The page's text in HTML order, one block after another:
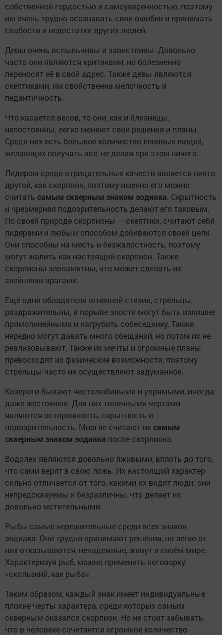
собственной гордостью и самоуверенностью, поэтому
им очень трудно осознавать свои ошибки и принимать
слабости и недостатки других людей.
Девы очень вспыльчивы и завистливы. Довольно
часто они являются критиками, но болезненно
переносят её в свой адрес. Также девы являются
скептиками, им свойственна мелочность и
педантичность.
Что касается весов, то они, как и близнецы,
непостоянны, легко меняют свои решения и планы.
Среди них есть большое количество ленивых людей,
желающих получать всё, не делая при этом ничего.
Лидером среди отрицательных качеств является никто
другой, как скорпион, поэтому именно его можно
считать самым скверным знаком зодиака. Скрытность
и чрезмерная подозрительность делают его таковым.
По своей природе скорпионы — скептики, считают себя
лидерами и любым способом добиваются своей цели.
Они способны на месть и безжалостность, поэтому
могут жалить как настоящий скорпион. Также
скорпионы злопамятны, что может сделать их
злейшими врагами.
Ещё одни обладатели огненной стихии, стрельцы,
раздражительны, в порыве злости могут быть излишне
прямолинейными и нагрубить собеседнику. Также
нередко могут давать много обещаний, но потом их не
реализовывают. Также их мечты и огромные планы
превосходят их физические возможности, поэтому
стрельцы часто не осуществляют задуманное.
Козероги бывают честолюбивыми и упрямыми, иногда
даже жестокими. Для них типичными чертами
являются осторожность, скрытность и
подозрительность. Многие считают их самым
скверным знаком зодиака после скорпиона
Водолеи являются довольно лживыми, вплоть до того,
что сами верят в свою ложь. Их настоящий характер
сильно отличается от того, какими их видят люди: они
непредсказуемы и безразличны, что делает их
довольно мстительными.
Рыбы самые нерешительные среди всех знаков
зодиака. Они трудно принимают решения, но легко от
них отказываются, ненадежные, живут в своём мире.
Характеризуя рыб, можно применить поговорку:
«скользкий, как рыба».
Таким образом, каждый знак имеет индивидуальные
плохие черты характера, среди которых самым
скверным оказался скорпион. Но не стоит забывать,
что в человеке сочетается огромное количество